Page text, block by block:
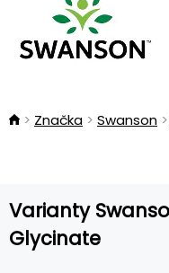
Značka Swanson
Varianty
Glycinate